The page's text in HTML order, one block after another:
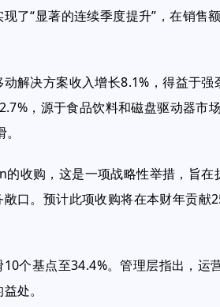
了“显著的连续季度提升”，在销售
解决方案收入增长8.1%，得益于强
，源于食品饮料和磁盘驱动器市
收购，这是一项战略性举措，旨在
口。预计此项收购将在本财年贡献
个基点至34.4%。管理层指出，运
处。